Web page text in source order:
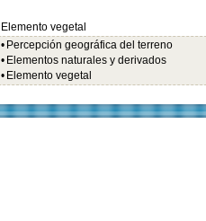
Elemento vegetal
• Percepción geográfica del terreno
• Elementos naturales y derivados
• Elemento vegetal